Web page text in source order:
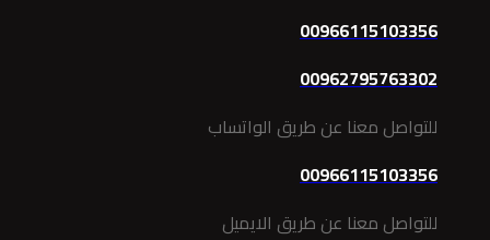
00966115103356
00962795763302
للتواصل معنا عن طريق الواتساب
00966115103356
للتواصل معنا عن طريق الايميل